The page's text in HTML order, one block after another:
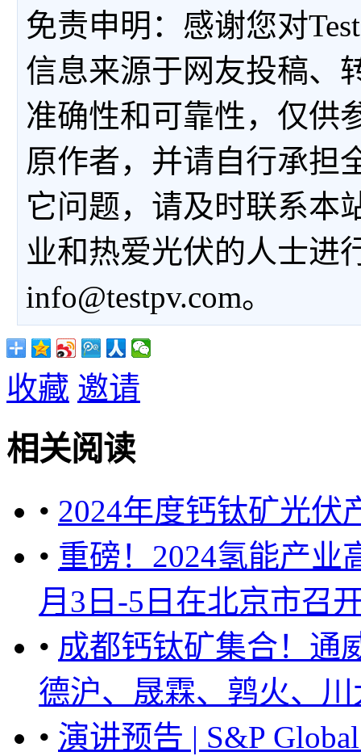
免责申明：感谢您对
信息来源于网友投稿、
准确性和可靠性，仅供
原作者，并请自行承担
它问题，请及时联系本
业和热爱光伏的人士进
info@testpv.com。
收藏 邀请
相关阅读
• 2024年度钙钛矿光伏
• 重磅！2024氢能产业
月3日-5日在北京市召
• 成都钙钛矿集合！通
德沪、晟霖、鹑火、
• 演讲预告 | S&P